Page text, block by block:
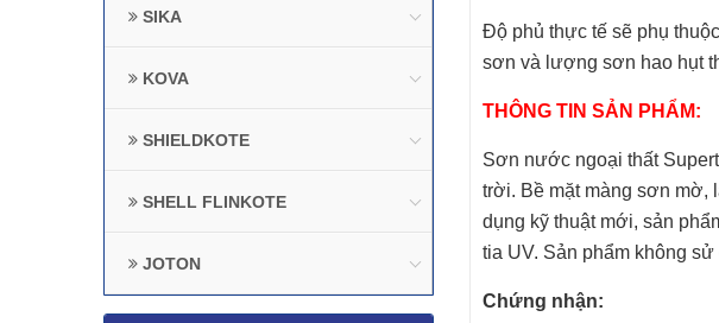
SIKA
KOVA
SHIELDKOTE
SHELL FLINKOTE
JOTON
Độ phủ thực tế sẽ phụ
sơn và lượng sơn hao hụt
THÔNG TIN SẢN PHẨM:
Sơn nước ngoại thất
trời. Bề mặt màng sơn mờ,
dụng kỹ thuật mới, sản
tia UV. Sản phẩm không
Chứng nhận: